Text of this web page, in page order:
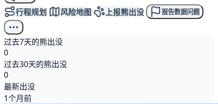
行程规划 风险地图 上报熊出没 报告数据问题
过去7天的熊出没
0
过去30天的熊出没
0
最新出没
1个月前